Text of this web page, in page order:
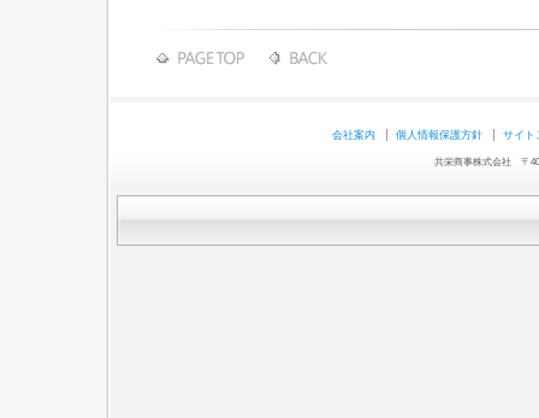
会社案内 個人情報保護方針 サイト
共栄商事株式会社 〒